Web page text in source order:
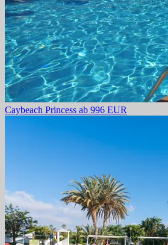
Caybeach Princess ab 996 EUR